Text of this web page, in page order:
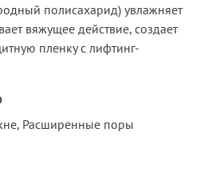
полисахарид) увлажняет
вяжущее действие, создает
пленку с лифтинг-
Расширенные поры